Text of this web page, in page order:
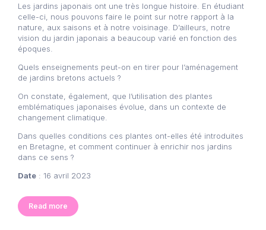
Les jardins japonais ont une très longue histoire. En étudiant
celle-ci, nous pouvons faire le point sur notre rapport à la
nature, aux saisons et à notre voisinage. D’ailleurs, notre
vision du jardin japonais a beaucoup varié en fonction des
époques.
Quels enseignements peut-on en tirer pour l’aménagement
de jardins bretons actuels ?
On constate, également, que l’utilisation des plantes
emblématiques japonaises évolue, dans un contexte de
changement climatique.
Dans quelles conditions ces plantes ont-elles été introduites
en Bretagne, et comment continuer à enrichir nos jardins
dans ce sens ?
Date : 16 avril 2023
Read more